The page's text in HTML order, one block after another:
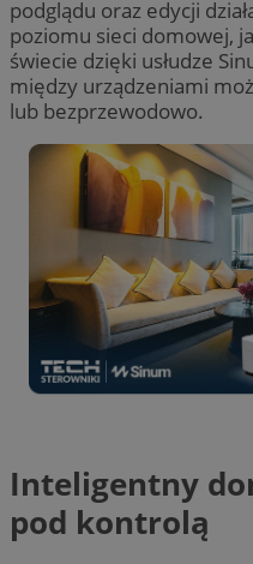
podglądu oraz edycji
poziomu sieci domowej,
świecie dzięki usłudze
między urządzeniami
lub bezprzewodowo.
Inteligentny
pod kontrolą